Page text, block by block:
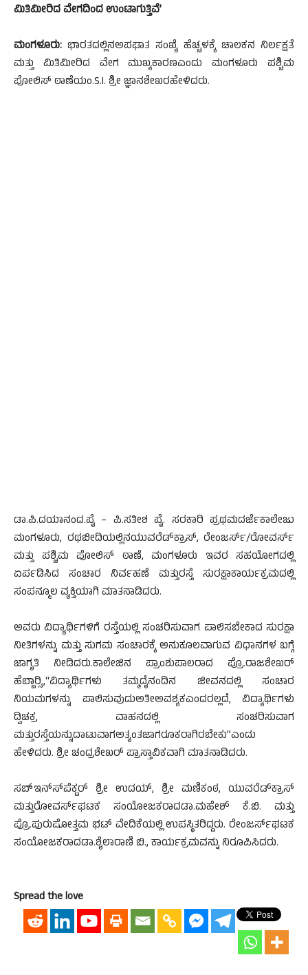
ಮಿತಿಮೀರಿದ ವೇಗದಿಂದ ಉಂಟಾಗುತ್ತಿವೆ’
ಮಂಗಳೂರು: ಭಾರತದಲ್ಲಿನಅಪಘಾತ ಸಂಖ್ಯೆ ಹೆಚ್ಚಳಕ್ಕೆ ಚಾಲಕನ ನಿರ್ಲಕ್ಷತೆ
ಮತ್ತು ಮಿತಿಮೀರಿದ ವೇಗ ಮುಖ್ಯಕಾರಣಎಂದು ಮಂಗಳೂರು ಪಶ್ಚಿಮ
ಪೋಲಿಸ್ ಠಾಣೆಯಂ.S.I. ಶ್ರೀ ಜ್ಞಾನಶೇಖರಹೇಳಿದರು.
ಡಾ.ಪಿ.ದಯಾನಂದ.ಪೈ – ಪಿ.ಸತೀಶ ಪೈ. ಸರಕಾರಿ ಪ್ರಥಮದರ್ಜೆಕಾಲೇಜು
ಮಂಗಳೂರು, ರಥಬೀದಿಯಲ್ಲಿನಯುವರೆಡ್‍ಕ್ರಾಸ್, ರೇಂಜರ್ಸ್/ರೋವರ್ಸ್
ಮತ್ತು ಪಶ್ಚಿಮ ಪೋಲಿಸ್ ಠಾಣೆ, ಮಂಗಳೂರು ಇವರ ಸಹಯೋಗದಲ್ಲಿ
ಏರ್ಪಡಿಸಿದ ಸಂಚಾರ ನಿರ್ವಹಣೆ ಮತ್ತುರಸ್ತೆ ಸುರಕ್ಷಾಕಾರ್ಯಕ್ರಮದಲ್ಲಿ
ಸಂಪನ್ಮೂಲ ವ್ಯಕ್ತಿಯಾಗಿ ಮಾತನಾಡಿದರು.
ಅವರು ವಿದ್ಯಾರ್ಥಿಗಳಿಗೆ ರಸ್ತೆಯಲ್ಲಿ ಸಂಚರಿಸುವಾಗ ಪಾಲಿಸಬೇಕಾದ ಸುರಕ್ಷಾ
ನೀತಿಗಳನ್ನು ಮತ್ತು ಸುಗಮ ಸಂಚಾರಕ್ಕೆ ಅನುಕೂಲವಾಗುವ ವಿಧಾನಗಳ ಬಗ್ಗೆ
ಜಾಗೃತಿ ನೀಡಿದರು.ಕಾಲೇಜಿನ ಪ್ರಾಂಶುಪಾಲರಾದ ಪ್ರೊ.ರಾಜಶೇಖರ್
ಹೆಬ್ಬಾರ್‍ಸಿ.,“ವಿದ್ಯಾರ್ಥಿಗಳು ತಮ್ಮದೈನಂದಿನ ಜೀವನದಲ್ಲಿ ಸಂಚಾರ
ನಿಯಮಗಳನ್ನು ಪಾಲಿಸುವುದುಅತೀಅವಶ್ಯಕಎಂದರಲ್ಲದೆ, ವಿದ್ಯಾರ್ಥಿಗಳು
ದ್ವಿಚಕ್ರ ವಾಹನದಲ್ಲಿ ಸಂಚರಿಸುವಾಗ
ಮತ್ತುರಸ್ತೆಯನ್ನುದಾಟುವಾಗಅತ್ಯಂತಜಾಗರೂಕರಾಗಿರಬೇಕು”ಎಂದು
ಹೇಳಿದರು. ಶ್ರೀ ಚಂದ್ರಶೇಖರ್ ಪ್ರಾಸ್ತಾವಿಕವಾಗಿ ಮಾತನಾಡಿದರು.
ಸಬ್‍ಇನ್ಸ್‍ಪೆಕ್ಟರ್ ಶ್ರೀ ಉದಯ್, ಶ್ರೀ ಮಣಿಕಂಠ, ಯುವರೆಡ್‍ಕ್ರಾಸ್
ಮತ್ತುರೋವರ್ಸ್‍ಘಟಕ ಸಂಯೋಜಕರಾದಡಾ.ಮಹೇಶ್ ಕೆ.ಬಿ. ಮತ್ತು
ಪ್ರೊ.ಪುರುಷೋತ್ತಮ ಭಟ್ ವೇದಿಕೆಯಲ್ಲಿ ಉಪಸ್ಥಿತರಿದ್ದರು. ರೇಂಜರ್ಸ್‍ಘಟಕ
ಸಂಯೋಜಕರಾದಡಾ.ಶೈಲಾರಾಣಿ ಬಿ., ಕಾರ್ಯಕ್ರಮವನ್ನು ನಿರೂಪಿಸಿದರು.
Spread the love